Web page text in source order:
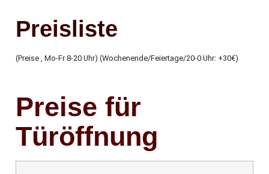
Preisliste
(Preise , Mo-Fr 8-20 Uhr) (Wochenende/Feiertage/20-0 Uhr: +30€)
Preise für
Türöffnung